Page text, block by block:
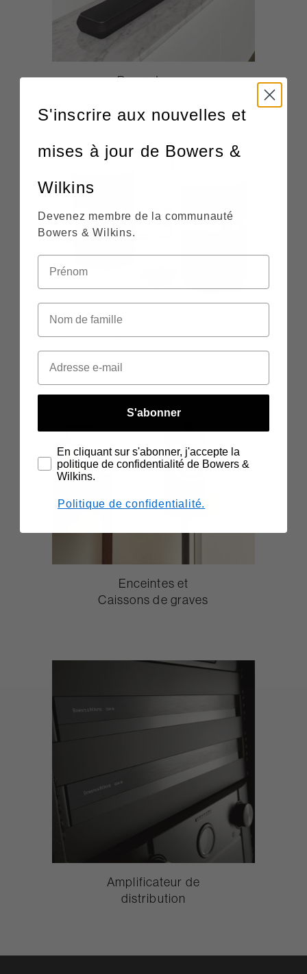
Barre de son
Enceintes et
Caissons de graves
Amplificateur de
distribution
S'inscrire aux nouvelles et
mises à jour de Bowers &
Wilkins
Devenez membre de la communauté
Bowers & Wilkins.
S'abonner
En cliquant sur s'abonner, j'accepte la
politique de confidentialité de Bowers &
Wilkins.
Politique de confidentialité.